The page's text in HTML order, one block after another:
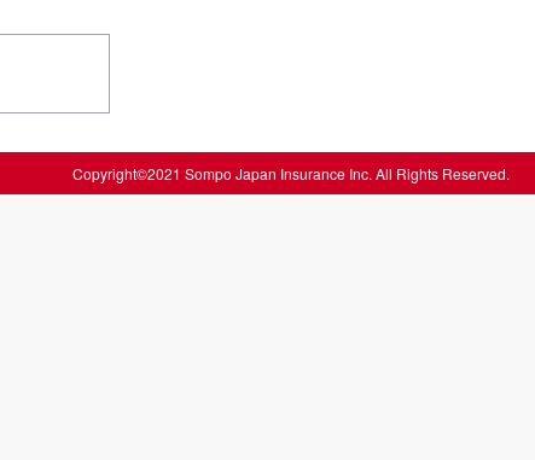
Copyright©2021 Sompo Japan Insurance Inc. All Rights Reserved.